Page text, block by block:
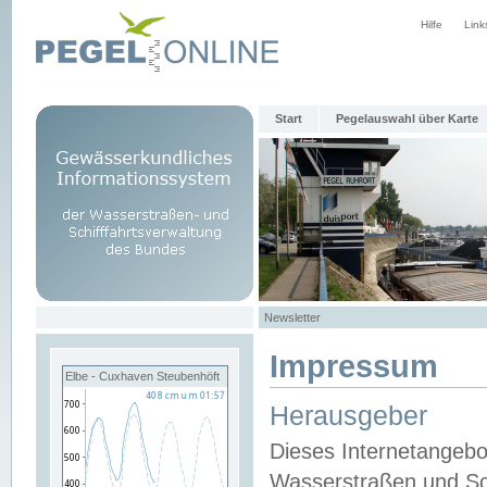
Hilfe
Start Pegelauswahl über Karte
Newsletter
Elbe - Cuxhaven Steubenhöft Impressum
Herausgeber
Dieses
Wasserstraßen und